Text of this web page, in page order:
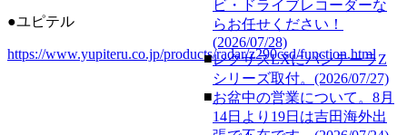
●ユピテル
https://www.yupiteru.co.jp/products/radar/z290csd/function.html
ビ・ドライブレコーダーな
らお任せください！
(2026/07/28)
■レクサスLXにパンテーラZ
シリーズ取付。(2026/07/27)
■お盆中の営業について。8月
14日より19日は吉田海外出